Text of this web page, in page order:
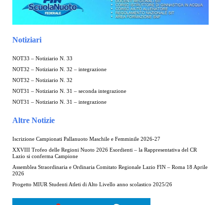
Notiziari
NOT33 – Notiziario N. 33
NOT32 – Notiziario N. 32 – integrazione
NOT32 – Notiziario N. 32
NOT31 – Notiziario N. 31 – seconda integrazione
NOT31 – Notiziario N. 31 – integrazione
Altre Notizie
Iscrizione Campionati Pallanuoto Maschile e Femminile 2026-27
XXVIII Trofeo delle Regioni Nuoto 2026 Esordienti – la Rappresentativa del CR
Lazio si conferma Campione
Assemblea Straordinaria e Ordinaria Comitato Regionale Lazio FIN – Roma 18 Aprile
2026
Progetto MIUR Studenti Atleti di Alto Livello anno scolastico 2025/26